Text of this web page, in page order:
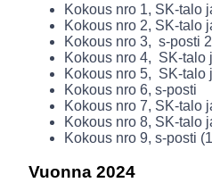
Kokous nro 1, SK-
Kokous nro 2, SK-
Kokous nro 3, s-posti
Kokous nro 4, SK-talo
Kokous nro 5, SK-talo
Kokous nro 6,
Kokous nro 7, SK-talo
Kokous nro 8, SK-talo
Kokous nro 9, s-posti
Vuonna 2024